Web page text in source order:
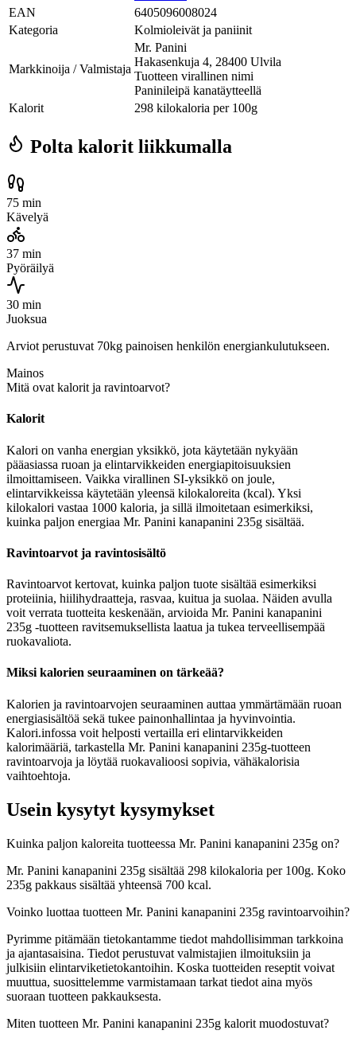
EAN
6405096008024
Kategoria
Kolmioleivät ja paniinit
Markkinoija / Valmistaja
Mr. Panini
Hakasenkuja 4, 28400 Ulvila
Tuotteen virallinen nimi
Paninileipä kanatäytteellä
Kalorit
298 kilokaloria per 100g
Polta kalorit liikkumalla
75 min
Kävelyä
37 min
Pyöräilyä
30 min
Juoksua
Arviot perustuvat 70kg painoisen henkilön energiankulutukseen.
Mainos
Mitä ovat kalorit ja ravintoarvot?
Kalorit
Kalori on vanha energian yksikkö, jota käytetään nykyään
pääasiassa ruoan ja elintarvikkeiden energiapitoisuuksien
ilmoittamiseen. Vaikka virallinen SI-yksikkö on joule,
elintarvikkeissa käytetään yleensä kilokaloreita (kcal). Yksi
kilokalori vastaa 1000 kaloria, ja sillä ilmoitetaan esimerkiksi,
kuinka paljon energiaa Mr. Panini kanapanini 235g sisältää.
Ravintoarvot ja ravintosisältö
Ravintoarvot kertovat, kuinka paljon tuote sisältää esimerkiksi
proteiinia, hiilihydraatteja, rasvaa, kuitua ja suolaa. Näiden avulla
voit verrata tuotteita keskenään, arvioida Mr. Panini kanapanini
235g -tuotteen ravitsemuksellista laatua ja tukea terveellisempää
ruokavaliota.
Miksi kalorien seuraaminen on tärkeää?
Kalorien ja ravintoarvojen seuraaminen auttaa ymmärtämään ruoan
energiasisältöä sekä tukee painonhallintaa ja hyvinvointia.
Kalori.infossa voit helposti vertailla eri elintarvikkeiden
kalorimääriä, tarkastella Mr. Panini kanapanini 235g-tuotteen
ravintoarvoja ja löytää ruokavalioosi sopivia, vähäkalorisia
vaihtoehtoja.
Usein kysytyt kysymykset
Kuinka paljon kaloreita tuotteessa Mr. Panini kanapanini 235g on?
Mr. Panini kanapanini 235g sisältää 298 kilokaloria per 100g. Koko
235g pakkaus sisältää yhteensä 700 kcal.
Voinko luottaa tuotteen Mr. Panini kanapanini 235g ravintoarvoihin?
Pyrimme pitämään tietokantamme tiedot mahdollisimman tarkkoina
ja ajantasaisina. Tiedot perustuvat valmistajien ilmoituksiin ja
julkisiin elintarviketietokantoihin. Koska tuotteiden reseptit voivat
muuttua, suosittelemme varmistamaan tarkat tiedot aina myös
suoraan tuotteen pakkauksesta.
Miten tuotteen Mr. Panini kanapanini 235g kalorit muodostuvat?